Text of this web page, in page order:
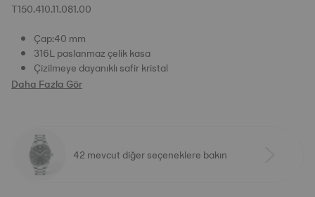
T150.410.11.081.00
Çap:40 mm
316L paslanmaz çelik kasa
Çizilmeye dayanıklı safir kristal
Daha Fazla Gör
42 mevcut diğer seçeneklere bakın